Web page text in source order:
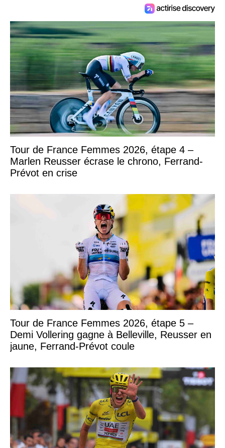
Tour de France Femmes 2026, étape 4 –
Marlen Reusser écrase le chrono, Ferrand-
Prévot en crise
Tour de France Femmes 2026, étape 5 –
Demi Vollering gagne à Belleville, Reusser en
jaune, Ferrand-Prévot coule